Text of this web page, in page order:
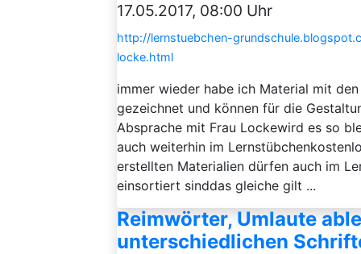
17.05.2017, 08:00 Uhr
http://lernstuebchen-
locke.html
immer wieder habe ich Material mit
gezeichnet und können für die
Absprache mit Frau Lockewird es so
auch weiterhin im
erstellten Materialien dürfen auch im
einsortiert sinddas gleiche gilt ...
Reimwörter, Umlaute
unterschiedlichen